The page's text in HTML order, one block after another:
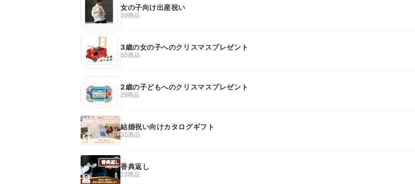
女の子向け出産祝い
39商品
3歳の女の子へのクリスマスプレゼント
50商品
2歳の子どもへのクリスマスプレゼント
29商品
結婚祝い向けカタログギフト
30商品
香典返し
23商品